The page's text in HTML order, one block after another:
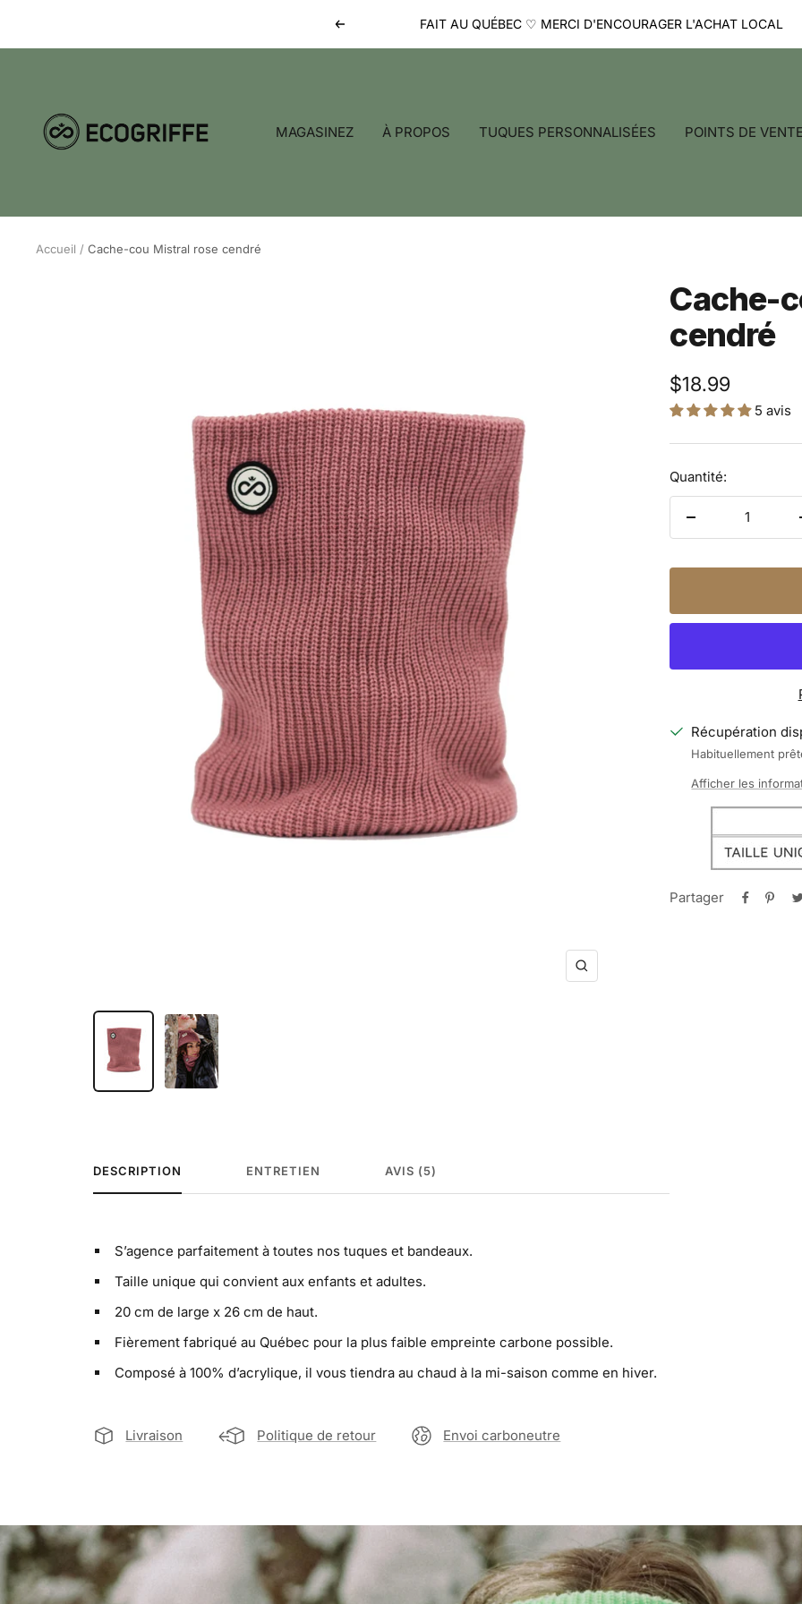
Précédent FAIT AU QUÉBEC ♡ MERCI D'ENCOURAGER L'ACHAT LOCAL
MAGASINEZ À PROPOS TUQUES PERSONNALISÉES POINTS DE
Accueil Cache-cou Mistral rose cendré
Zoom
Cache-
cendré
Prix
de
vente
$18.99
5 avis
Quantité:
quantité
Récupération
Habituellement
Afficher les
Partager
DESCRIPTION ENTRETIEN AVIS (5)
S’agence parfaitement à toutes nos tuques et bandeaux.
Taille unique qui convient aux enfants et adultes.
20 cm de large x 26 cm de haut.
Fièrement fabriqué au Québec pour la plus faible empreinte carbone possible.
Composé à 100% d’acrylique, il vous tiendra au chaud à la mi-saison comme en hiver.
Livraison Politique de retour Envoi carboneutre